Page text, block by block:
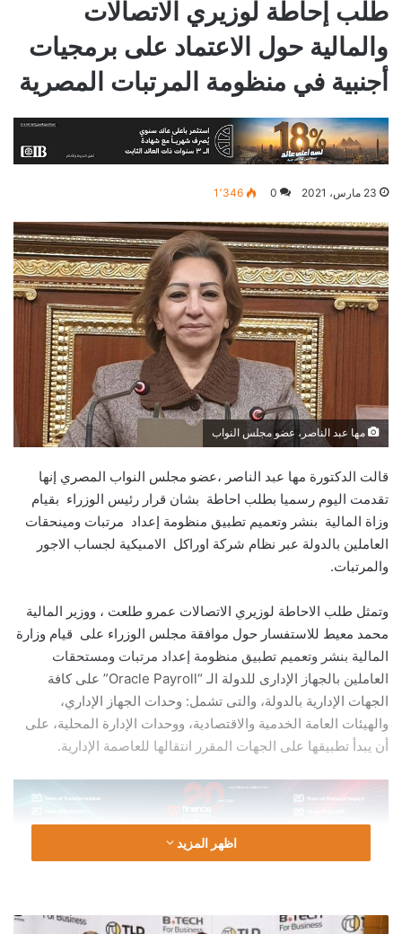
طلب إحاطة لوزيري الاتصالات
والمالية حول الاعتماد على برمجيات
أجنبية في منظومة المرتبات المصرية
23 مارس، 2021 0 1٬346
مها عبد الناصر، عضو مجلس النواب
قالت الدكتورة مها عبد الناصر ،عضو مجلس النواب المصري إنها
تقدمت اليوم رسميا بطلب احاطة بشان قرار رئيس الوزراء بقيام
وزاة المالية بنشر وتعميم تطبيق منظومة إعداد مرتبات ومينحقات
العاملين بالدولة عبر نظام شركة اوراكل الامىيكية لجساب الاجور
والمرتبات.
وتمثل طلب الاحاطة لوزيري الاتصالات عمرو طلعت ، ووزير المالية
محمد معيط للاستفسار حول موافقة مجلس الوزراء على قيام وزارة
المالية بنشر وتعميم تطبيق منظومة إعداد مرتبات ومستحقات
العاملين بالجهاز الإدارى للدولة الـ “Oracle Payroll” على كافة
الجهات الإدارية بالدولة، والتى تشمل: وحدات الجهاز الإداري،
والهيئات العامة الخدمية والاقتصادية، ووحدات الإدارة المحلية، على
أن يبدأ تطبيقها على الجهات المقرر انتقالها للعاصمة الإدارية.
وأضافت ان القانون المصري يؤكد على منح افضلية للمنتجات
اظهر المزيد
بروتوكول